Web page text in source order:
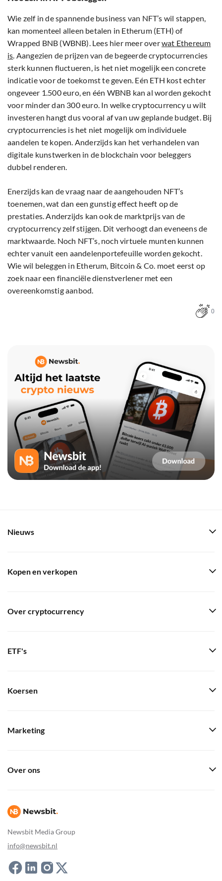
Wie zelf in de spannende business van NFT’s wil stappen,
kan momenteel alleen betalen in Etherum (ETH) of
Wrapped BNB (WBNB). Lees hier meer overwat Ethereum
is. Aangezien de prijzen van de begeerde cryptocurrencies
sterk kunnen fluctueren, is het niet mogelijk een concrete
indicatie voor de toekomst te geven. Eén ETH kost echter
ongeveer 1.500 euro, en één WBNB kan al worden gekocht
voor minder dan 300 euro. In welke cryptocurrency u wilt
investeren hangt dus vooral af van uw geplande budget. Bij
cryptocurrencies is het niet mogelijk om individuele
aandelen te kopen. Anderzijds kan het verhandelen van
digitale kunstwerken in de blockchain voor beleggers
dubbel renderen.
Enerzijds kan de vraag naar de aangehouden NFT’s
toenemen, wat dan een gunstig effect heeft op de
prestaties. Anderzijds kan ook de marktprijs van de
cryptocurrency zelf stijgen. Dit verhoogt dan eveneens de
marktwaarde. Noch NFT’s, noch virtuele munten kunnen
echter vanuit een aandelenportefeuille worden gekocht.
Wie wil beleggen in Etherum, Bitcoin & Co. moet eerst op
zoek naar een financiële dienstverlener met een
overeenkomstig aanbod.
0
Newsbit Media Group
info@newsbit.nl
Nieuws
Kopen en verkopen
Over cryptocurrency
ETF's
Koersen
Marketing
Over ons